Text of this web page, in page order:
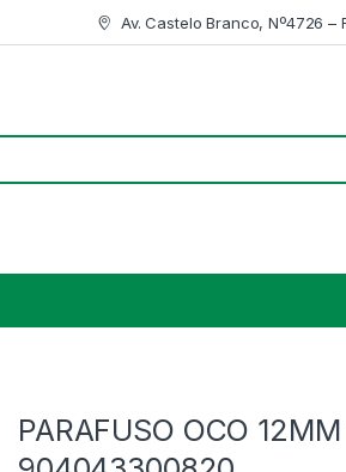
Av. Castelo Branco, Nº4726 –
PARAFUSO OCO